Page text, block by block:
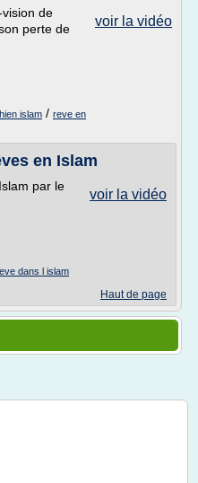
voir la vidéo
de
perte de
islam / reve en
en Islam
voir la vidéo
par le
dans l islam
Haut de page